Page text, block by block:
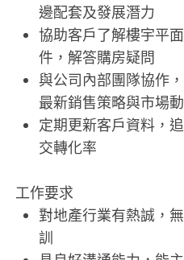
邊配套及發展潛力
協助客戶了解樓宇平
件，解答購房疑問
與公司內部團隊協作
最新銷售策略與市場
定期更新客戶資料，
交轉化率
工作要求
對地產行業有熱誠，
訓